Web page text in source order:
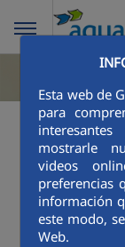
Esta web de
para
mostrarle
videos
preferencias
información
este modo,
Web.